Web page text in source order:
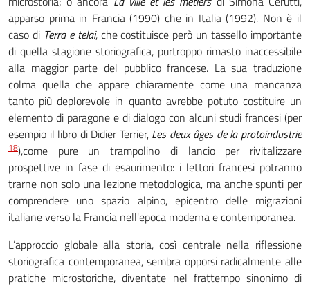
apparso prima in Francia (1990) che in Italia (1992). Non è il
caso di Terra e telai, che costituisce però un tassello importante
di quella stagione storiografica, purtroppo rimasto inaccessibile
alla maggior parte del pubblico francese. La sua traduzione
colma quella che appare chiaramente come una mancanza
tanto più deplorevole in quanto avrebbe potuto costituire un
elemento di paragone e di dialogo con alcuni studi francesi (per
esempio il libro di Didier Terrier, Les deux âges de la protoindustrie
18),come pure un trampolino di lancio per rivitalizzare
prospettive in fase di esaurimento: i lettori francesi potranno
trarne non solo una lezione metodologica, ma anche spunti per
comprendere uno spazio alpino, epicentro delle migrazioni
italiane verso la Francia nell'epoca moderna e contemporanea.
L’approccio globale alla storia, così centrale nella riflessione
storiografica contemporanea, sembra opporsi radicalmente alle
pratiche microstoriche, diventate nel frattempo sinonimo di